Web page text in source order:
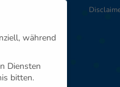
während
Diensten
bitten.